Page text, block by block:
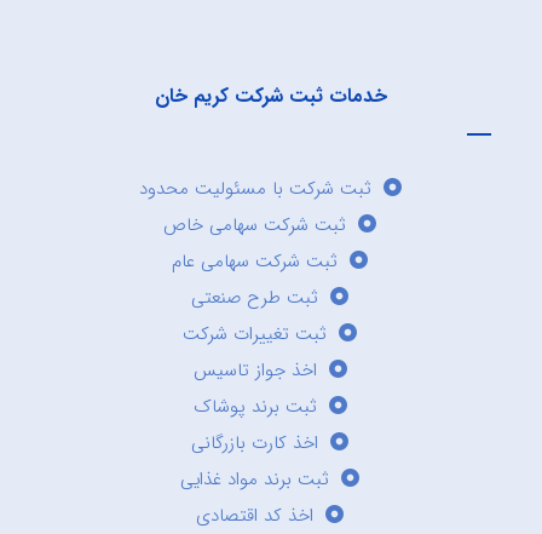
خدمات ثبت شرکت کریم خان
ثبت شرکت با مسئولیت محدود
ثبت شرکت سهامی خاص
ثبت شرکت سهامی عام
ثبت طرح صنعتی
ثبت تغییرات شرکت
اخذ جواز تاسیس
ثبت برند پوشاک
اخذ کارت بازرگانی
ثبت برند مواد غذایی
اخذ کد اقتصادی